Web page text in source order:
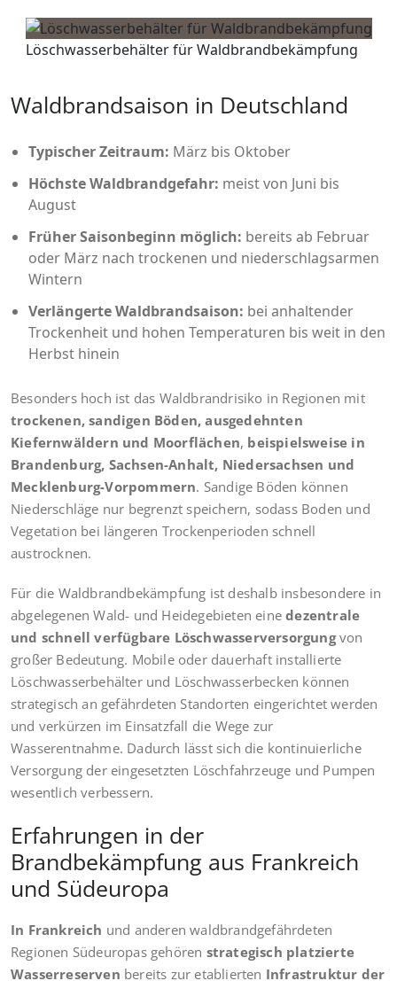
Löschwasserbehälter für Waldbrandbekämpfung
Waldbrandsaison in Deutschland
Typischer Zeitraum: März bis Oktober
Höchste Waldbrandgefahr: meist von Juni bis
August
Früher Saisonbeginn möglich: bereits ab Februar
oder März nach trockenen und niederschlagsarmen
Wintern
Verlängerte Waldbrandsaison: bei anhaltender
Trockenheit und hohen Temperaturen bis weit in den
Herbst hinein
Besonders hoch ist das Waldbrandrisiko in Regionen mit
trockenen, sandigen Böden, ausgedehnten
Kiefernwäldern und Moorflächen, beispielsweise in
Brandenburg, Sachsen-Anhalt, Niedersachsen und
Mecklenburg-Vorpommern. Sandige Böden können
Niederschläge nur begrenzt speichern, sodass Boden und
Vegetation bei längeren Trockenperioden schnell
austrocknen.
Für die Waldbrandbekämpfung ist deshalb insbesondere in
abgelegenen Wald- und Heidegebieten einedezentrale
und schnell verfügbare Löschwasserversorgungvon
großer Bedeutung. Mobile oder dauerhaft installierte
Löschwasserbehälter und Löschwasserbecken können
strategisch an gefährdeten Standorten eingerichtet werden
und verkürzen im Einsatzfall die Wege zur
Wasserentnahme. Dadurch lässt sich die kontinuierliche
Versorgung der eingesetzten Löschfahrzeuge und Pumpen
wesentlich verbessern.
Erfahrungen in der
Brandbekämpfung aus Frankreich
und Südeuropa
In Frankreich und anderen waldbrandgefährdeten
Regionen Südeuropas gehören strategisch platzierte
Wasserreserven bereits zur etablierten Infrastruktur der